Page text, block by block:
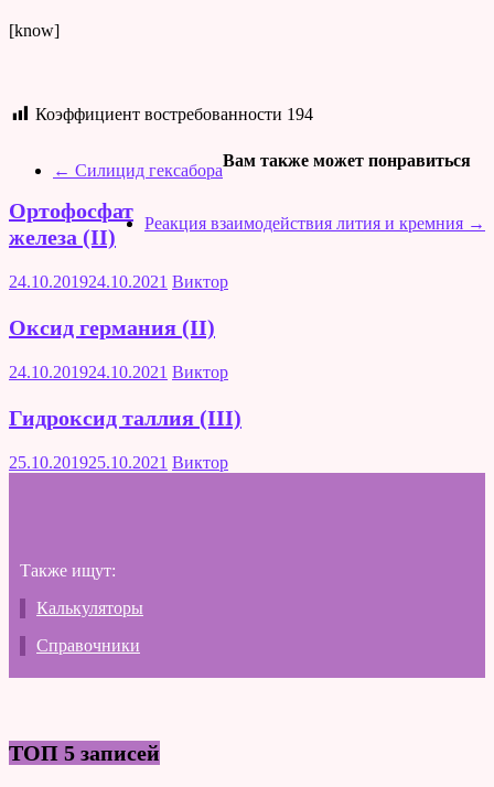
[know]
Коэффициент востребованности 194
← Силицид гексабора
Реакция взаимодействия лития и кремния →
Вам также может понравиться
Ортофосфат
железа (II)
24.10.201924.10.2021 Виктор
Оксид германия (II)
24.10.201924.10.2021 Виктор
Гидроксид таллия (III)
25.10.201925.10.2021 Виктор
Также ищут:
Калькуляторы
Справочники
ТОП 5 записей